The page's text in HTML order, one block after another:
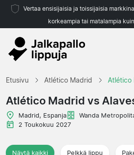
Vertaa ensisijaisia ja toissijaisia
korkeampia tai matalampia
Etusivu Atlético Madrid Atlético
Atlético Madrid vs
Madrid, Espanja Wanda
2 Toukokuu 2027
Näytä kaikki Pelkkä lippu